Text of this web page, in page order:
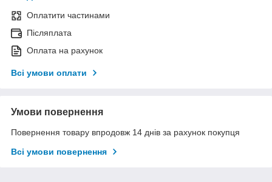
Оплатити частинами
Післяплата
Оплата на рахунок
Всі умови оплати
Умови повернення
Повернення товару впродовж 14 днів за рахунок покупця
Всі умови повернення